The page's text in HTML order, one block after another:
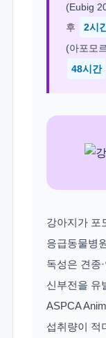
(Eubig
후
2시
(아포모
48시간
강아지가 포
응급동물병
독성은 견종
신부전을 유
ASPCA
섭취량이 적